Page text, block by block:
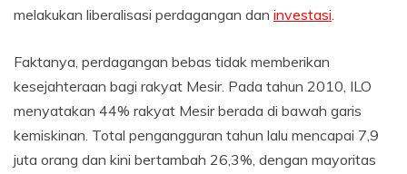
melakukan liberalisasi perdagangan dan investasi.
Faktanya, perdagangan bebas tidak memberikan
kesejahteraan bagi rakyat Mesir. Pada tahun 2010, ILO
menyatakan 44% rakyat Mesir berada di bawah garis
kemiskinan. Total pengangguran tahun lalu mencapai 7,9
juta orang dan kini bertambah 26,3%, dengan mayoritas